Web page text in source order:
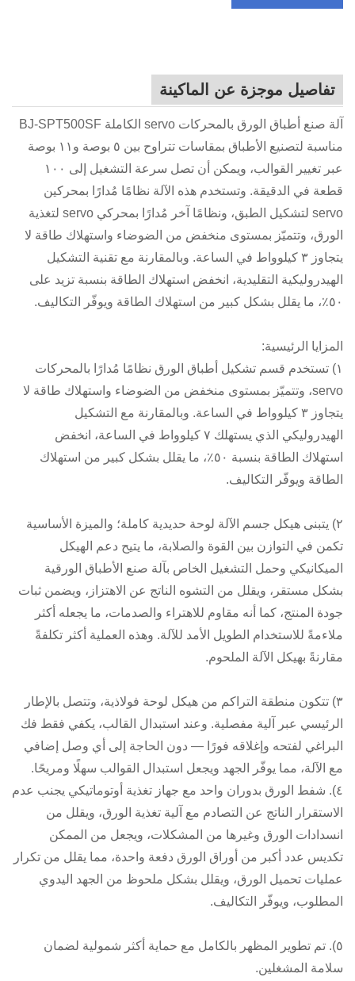
تفاصيل موجزة عن الماكينة
آلة صنع أطباق الورق بالمحركات servo الكاملة BJ-SPT500SF
مناسبة لتصنيع الأطباق بمقاسات تتراوح بين ٥ بوصة و١١ بوصة
عبر تغيير القوالب، ويمكن أن تصل سرعة التشغيل إلى ١٠٠
قطعة في الدقيقة. وتستخدم هذه الآلة نظامًا مُدارًا بمحركين
servo لتشكيل الطبق، ونظامًا آخر مُدارًا بمحركي servo لتغذية
الورق، وتتميّز بمستوى منخفض من الضوضاء واستهلاك طاقة لا
يتجاوز ٣ كيلوواط في الساعة. وبالمقارنة مع تقنية التشكيل
الهيدروليكية التقليدية، انخفض استهلاك الطاقة بنسبة تزيد على
٥٠٪، ما يقلل بشكل كبير من استهلاك الطاقة ويوفّر التكاليف.
المزايا الرئيسية:
١) تستخدم قسم تشكيل أطباق الورق نظامًا مُدارًا بالمحركات
servo، وتتميّز بمستوى منخفض من الضوضاء واستهلاك طاقة لا
يتجاوز ٣ كيلوواط في الساعة. وبالمقارنة مع التشكيل
الهيدروليكي الذي يستهلك ٧ كيلوواط في الساعة، انخفض
استهلاك الطاقة بنسبة ٥٠٪، ما يقلل بشكل كبير من استهلاك
الطاقة ويوفّر التكاليف.
٢) يتبنى هيكل جسم الآلة لوحة حديدية كاملة؛ والميزة الأساسية
تكمن في التوازن بين القوة والصلابة، ما يتيح دعم الهيكل
الميكانيكي وحمل التشغيل الخاص بآلة صنع الأطباق الورقية
بشكل مستقر، ويقلل من التشوه الناتج عن الاهتزاز، ويضمن ثبات
جودة المنتج، كما أنه مقاوم للاهتراء والصدمات، ما يجعله أكثر
ملاءمةً للاستخدام الطويل الأمد للآلة. وهذه العملية أكثر تكلفةً
مقارنةً بهيكل الآلة الملحوم.
٣) تتكون منطقة التراكم من هيكل لوحة فولاذية، وتتصل بالإطار
الرئيسي عبر آلية مفصلية. وعند استبدال القالب، يكفي فقط فك
البراغي لفتحه وإغلاقه فورًا — دون الحاجة إلى أي وصل إضافي
مع الآلة، مما يوفّر الجهد ويجعل استبدال القوالب سهلًا ومريحًا.
٤). شفط الورق بدوران واحد مع جهاز تغذية أوتوماتيكي يجنب عدم
الاستقرار الناتج عن التصادم مع آلية تغذية الورق، ويقلل من
انسدادات الورق وغيرها من المشكلات، ويجعل من الممكن
تكديس عدد أكبر من أوراق الورق دفعة واحدة، مما يقلل من تكرار
عمليات تحميل الورق، ويقلل بشكل ملحوظ من الجهد اليدوي
المطلوب، ويوفّر التكاليف.
٥). تم تطوير المظهر بالكامل مع حماية أكثر شمولية لضمان
سلامة المشغلين.